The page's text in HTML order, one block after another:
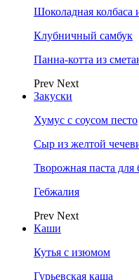
Шоколадная колбаса
Клубничный самбук
Панна-котта из
Prev Next
Закуски
Хумус с соусом песто
Сыр из желтой
Творожная паста для
Гебжалия
Prev Next
Каши
Кутья с изюмом
Гурьевская каша